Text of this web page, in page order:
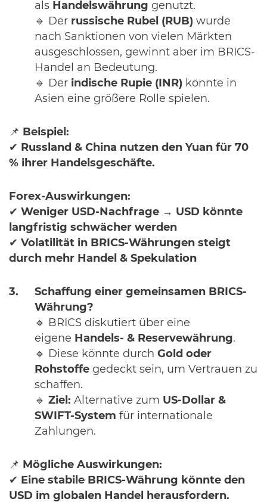
als Handelswährung genutzt.
🔹 Der russische Rubel (RUB) wurde
nach Sanktionen von vielen Märkten
ausgeschlossen, gewinnt aber im BRICS-
Handel an Bedeutung.
🔹 Der indische Rupie (INR) könnte in
Asien eine größere Rolle spielen.
📌
Beispiel:
✔
Russland & China nutzen den Yuan für 70
% ihrer Handelsgeschäfte.
Forex-Auswirkungen:
✔ Weniger USD-Nachfrage → USD könnte
langfristig schwächer werden
✔ Volatilität in BRICS-Währungen steigt
durch mehr Handel & Spekulation
Schaffung einer gemeinsamen BRICS-
Währung?
🔹 BRICS diskutiert über eine
eigene Handels- & Reservewährung.
🔹 Diese könnte durch Gold oder
Rohstoffe gedeckt sein, um Vertrauen zu
schaffen.
🔹 Ziel: Alternative zum US-Dollar &
SWIFT-System für internationale
Zahlungen.
📌
Mögliche Auswirkungen:
✔
Eine stabile BRICS-Währung könnte den
USD im globalen Handel herausfordern.